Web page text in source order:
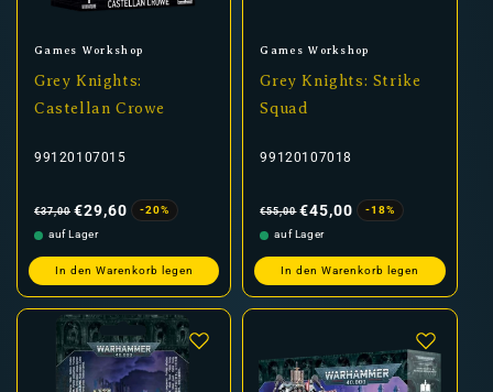
Anbieter:
Games Workshop
Grey Knights:
Castellan Crowe
99120107015
Preis
€37,00 €29,60
-20%
auf Lager
In den Warenkorb legen
Anbieter:
Games Workshop
Grey Knights: Strike
Squad
99120107018
Preis
€55,00 €45,00
-18%
auf Lager
In den Warenkorb legen